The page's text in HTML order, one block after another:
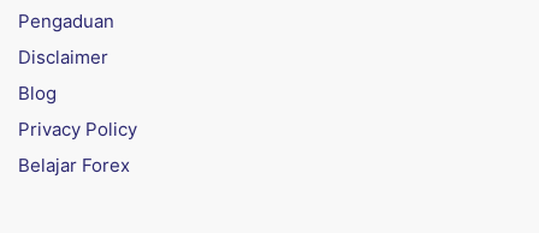
Pengaduan
Disclaimer
Blog
Privacy Policy
Belajar Forex